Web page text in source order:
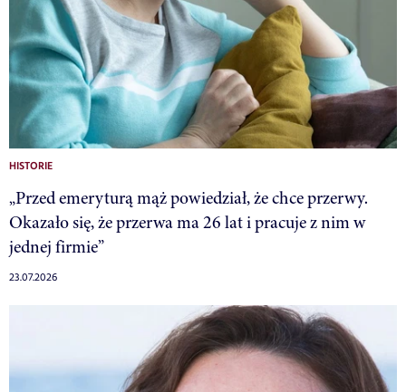
HISTORIE
„Przed emeryturą mąż powiedział, że chce przerwy.
Okazało się, że przerwa ma 26 lat i pracuje z nim w
jednej firmie”
23.07.2026